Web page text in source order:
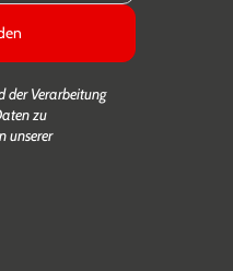
der Verarbeitung
zu
unserer